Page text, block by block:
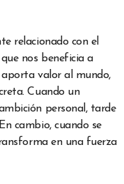
relacionado con el
nos beneficia a
valor al mundo,
Cuando un
personal, tarde
cambio, cuando se
en una fuerza